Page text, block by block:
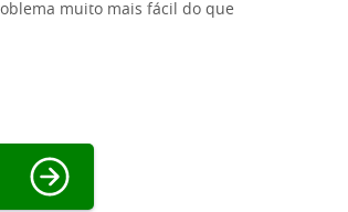
muito mais fácil do que